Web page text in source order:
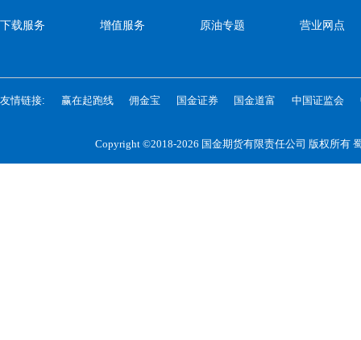
下载服务 增值服务 原油专题 营业网点
友情链接: 赢在起跑线 佣金宝 国金证券 国金道富 中国证监会
Copyright ©2018-2026 国金期货有限责任公司 版权所有